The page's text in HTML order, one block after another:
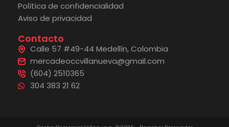
Política de confidencialidad
Aviso de privacidad
Contacto
Calle 57 #49-44 Medellín, Colombia
mercadeoccvillanueva@gmail.com
(604) 2510365
304 383 21 62